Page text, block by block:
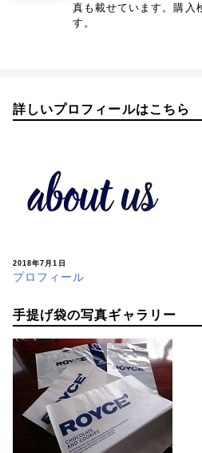
真も載せています。購入
す。
詳しいプロフィールはこちら
2018年7月1日
プロフィール
手提げ袋の写真ギャラリー